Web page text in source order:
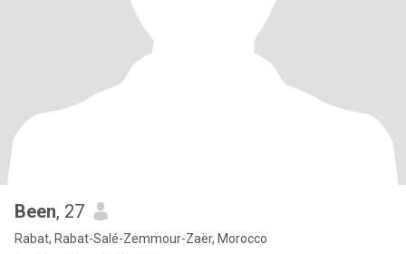
Been, 27
Rabat, Rabat-Salé-Zemmour-Zaër, Morocco